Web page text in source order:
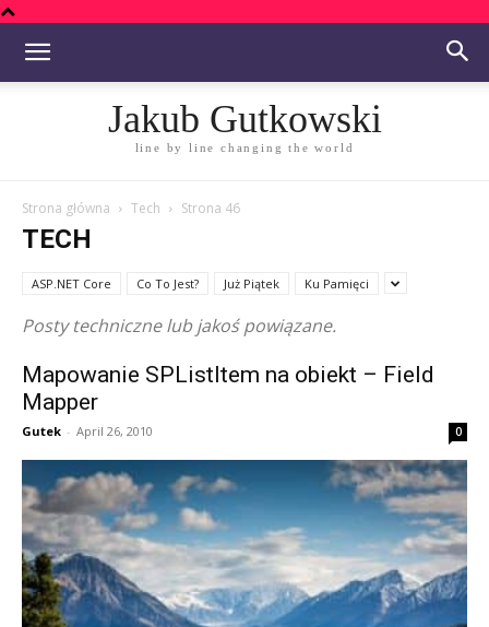
Jakub Gutkowski
line by line changing the world
Strona główna Tech Strona 46
TECH
ASP.NET Core Co To Jest? Już Piątek Ku Pamięci
Posty techniczne lub jakoś powiązane.
Mapowanie SPListItem na obiekt – Field
Mapper
Gutek - April 26, 2010 0